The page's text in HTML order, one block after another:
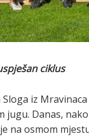
ciklus
iz
Danas,
na osmom